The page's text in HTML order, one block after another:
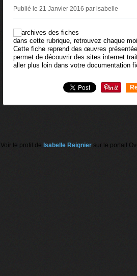
Publié le 21 Janvier 2016 par isabelle
dans cette rubrique, retrouvez chaque
Cette fiche reprend des œuvres
permet de découvrir des sites internet
aller plus loin dans votre documentation
Voir le profil de Isabelle Reignier sur le portail